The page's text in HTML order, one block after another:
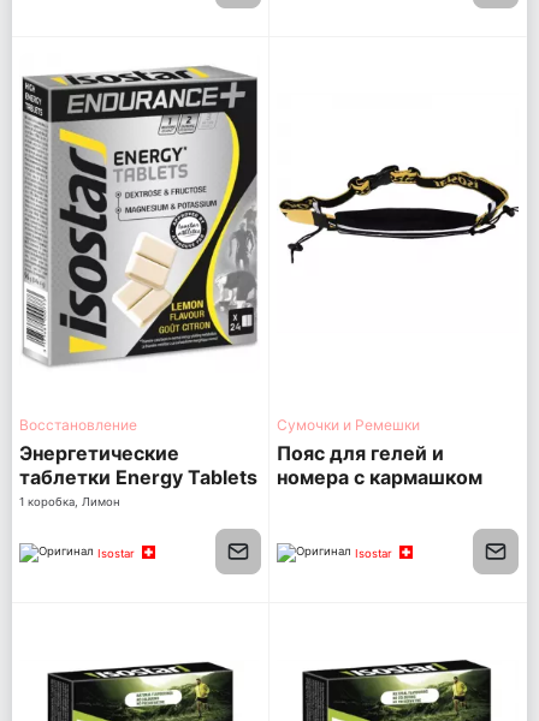
Восстановление
Энергетические
таблетки Energy Tablets
1 коробка, Лимон
Isostar
Сумочки и Ремешки
Пояс для гелей и
номера с кармашком
Isostar